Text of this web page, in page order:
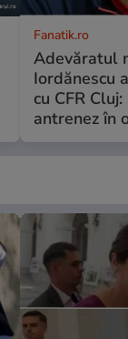
Fanatik.ro
Adevăratul
Iordănescu
cu CFR
antrenez în